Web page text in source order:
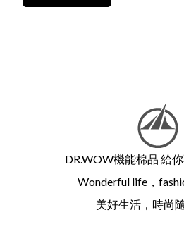
DR.WOW機能棉品 給
Wonderful life，
美好生活，時尚